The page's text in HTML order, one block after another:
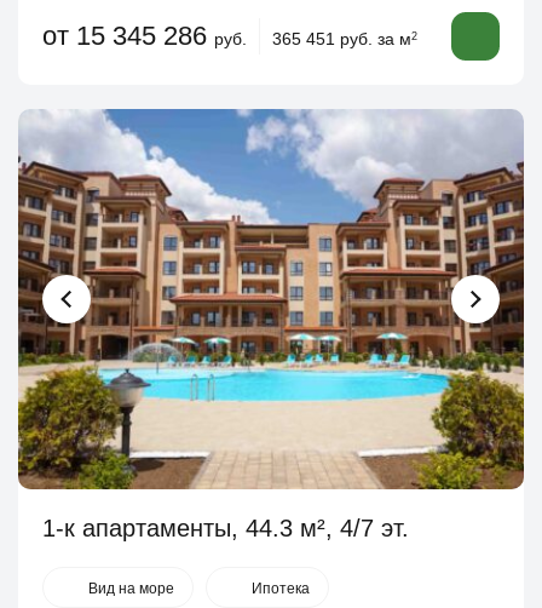
от 15 345 286 руб. 365 451 руб. за м2
1-к апартаменты, 44.3 м², 4/7 эт.
Вид на море Ипотека